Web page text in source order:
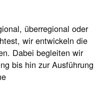
überregional oder
wir entwickeln die
Dabei begleiten wir
bis hin zur Ausführung